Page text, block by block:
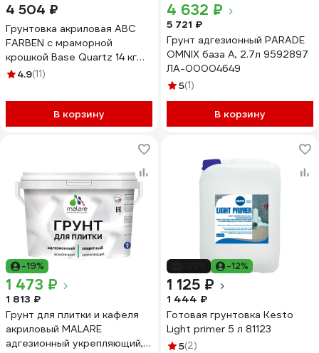
4 504 ₽
Грунтовка акриловая ABC
FARBEN с мраморной
крошкой Base Quartz 14 кг
Decofarb 4300016295
4.9(11)
В корзину
4 632 ₽
5 721 ₽
Грунт адгезионный PARADE
OMNIX база А, 2.7л 9592897
ЛА-00004649
5(1)
В корзину
-19%
1 473 ₽
1 813 ₽
Грунт для плитки и кафеля
акриловый MALARE
адгезионный укрепляющий,
-12%
1 125 ₽
1 444 ₽
Готовая грунтовка Kesto
Light primer 5 л 81123
5(2)